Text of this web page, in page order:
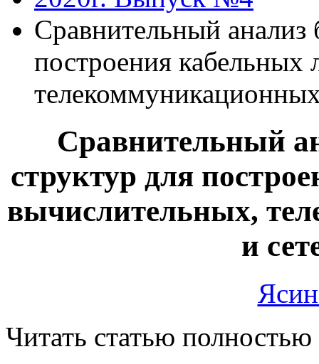
Сравнительный анализ
построения
Сравнительный
структур для
вычислительных,
и
Читать статью полностью